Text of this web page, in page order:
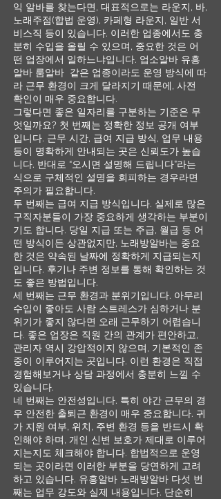
익 알바를 찾는다면, 대표적으로는 라운지, 바,
노래주점(합법 운영), 카페형 라운지, 일반 서
비스직 등이 있습니다. 이러한 업종에서도 충
분히 수입을 올릴 수 있으며, 중요한 것은 어
떤 업장에서 일하느냐입니다. 업소알바 유흥
알바 룸알바 같은 업종이라도 운영 방식에 따
라 근무 환경이 크게 달라지기 때문에, 사전
확인이 매우 중요합니다.
그렇다면 좋은 일자리를 구분하는 기준은 무
엇일까요? 첫 번째는 정확한 정보 공개 여부
입니다. 근무 시간, 급여 지급 방식, 업무 내용
등이 명확하게 안내되는 곳은 신뢰도가 높습
니다. 반대로 “오시면 설명해 드립니다”라는
식으로 구체적인 설명을 회피하는 경우라면
주의가 필요합니다.
두 번째는 급여 지급 방식입니다. 실제로 많은
구직자분들이 가장 중요하게 생각하는 부분이
기도 합니다. 당일 지급 또는 주급, 월급 등 어
떤 방식이든 상관없지만, 노래방알바는 중요
한 것은 약속된 날짜에 정확하게 지급되는지
입니다. 후기나 주변 정보를 통해 확인하는 것
도 좋은 방법입니다.
세 번째는 근무 환경과 분위기입니다. 아무리
수입이 좋아도 사람 스트레스가 심하거나 분
위기가 좋지 않다면 오래 근무하기 어렵습니
다. 좋은 업장은 직원 간의 관계가 편안하고,
관리자 역시 강압적이지 않으며, 기본적인 존
중이 이루어지는 곳입니다. 이런 환경은 직접
경험해보거나 상담 과정에서 충분히 느낄 수
있습니다.
네 번째는 안전성입니다. 특히 야간 근무의 경
우 안전한 출퇴근 환경이 매우 중요합니다. 귀
가 지원 여부, 위치, 주변 환경 등을 반드시 확
인해야 하며, 개인 신변 보호가 제대로 이루어
지는지도 체크해야 합니다. 합법적으로 운영
되는 곳이라면 이러한 부분을 당연하게 고려
하고 있습니다. 유흥알바 노래방알바 다섯 번
째는 업무 강도와 실제 내용입니다. 단순히